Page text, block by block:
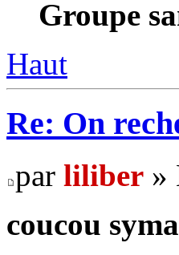
Groupe
Haut
Re: On
par liliber »
coucou